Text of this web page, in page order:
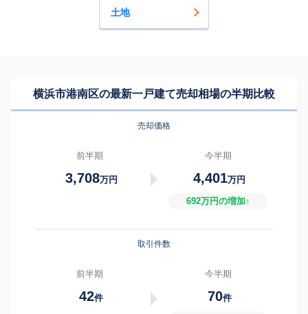
土地
横浜市港南区の最新一戸建て売却相場の半期比較
売却価格
前半期
3,708万円
今半期
4,401万円
692万円の増加↑
取引件数
前半期
42件
今半期
70件